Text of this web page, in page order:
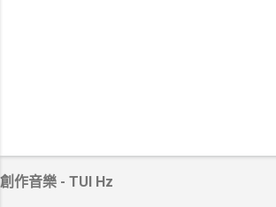
創作音樂 - TUI Hz